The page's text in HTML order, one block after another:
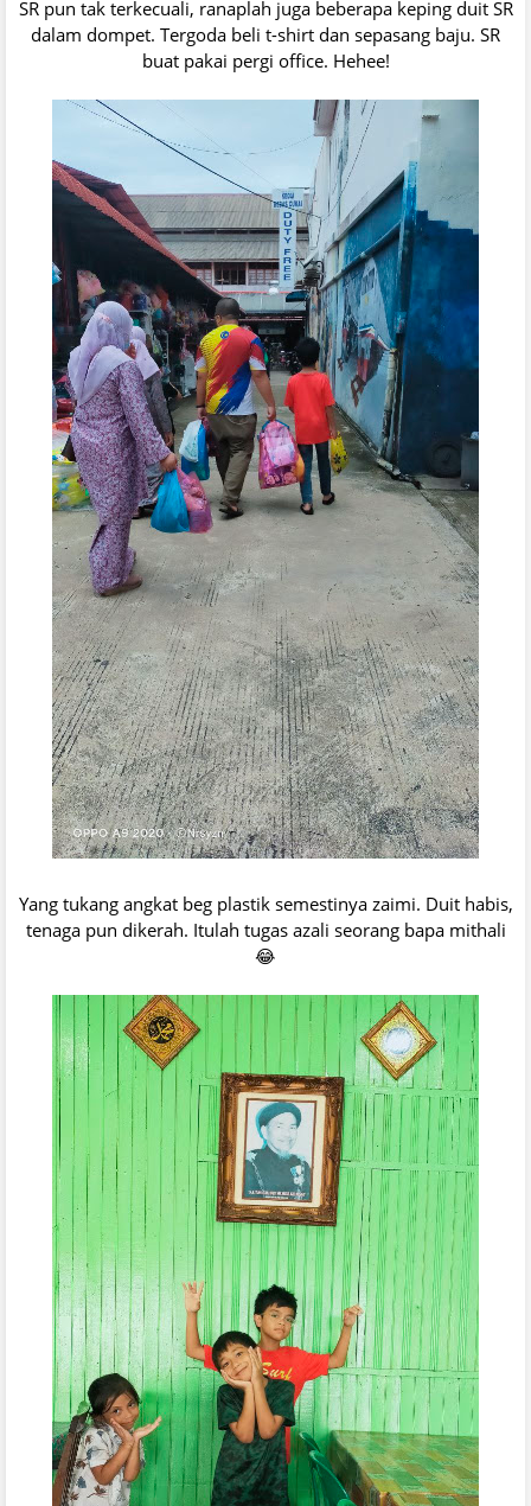
SR pun tak terkecuali, ranaplah juga beberapa keping duit SR
dalam dompet. Tergoda beli t-shirt dan sepasang baju. SR
buat pakai pergi office. Hehee!
Yang tukang angkat beg plastik semestinya zaimi. Duit habis,
tenaga pun dikerah. Itulah tugas azali seorang bapa mithali
😂